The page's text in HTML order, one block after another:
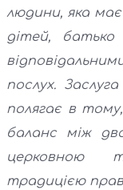
людини, яка
дітей,
послух.
полягає в
баланс між
церковною
традицією